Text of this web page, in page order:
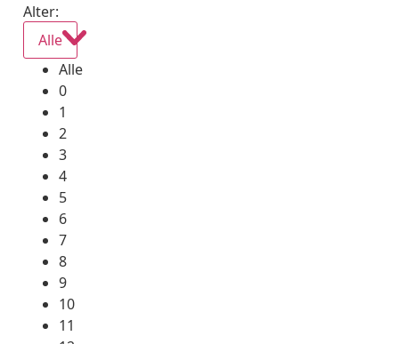
Alter:
Alle
Alle
0
1
2
3
4
5
6
7
8
9
10
11